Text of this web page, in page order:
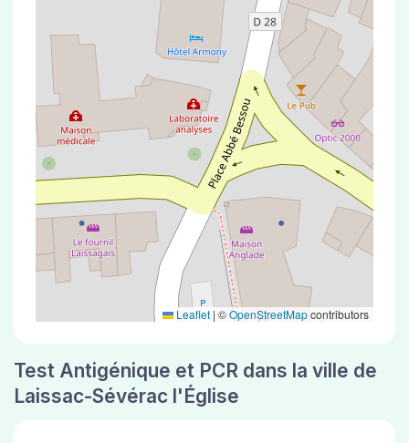
Leaflet | ©OpenStreetMapcontributors
Test Antigénique et PCR dans la ville de
Laissac-Sévérac l'Église